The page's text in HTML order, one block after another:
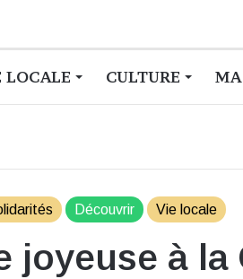
LOCALE CULTURE
Découvrir Vie locale
joyeuse à la